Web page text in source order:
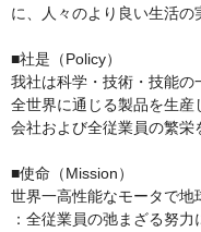
に、人々のより良い生活の
■社是（Policy）
我社は科学・技術・技能の
全世界に通じる製品を生産
会社および全従業員の繁栄
■使命（Mission）
世界一高性能なモータで地
：全従業員の弛まざる努